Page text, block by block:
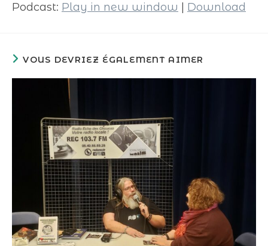
Podcast: Play in new window Download
VOUS DEVRIEZ ÉGALEMENT AIMER